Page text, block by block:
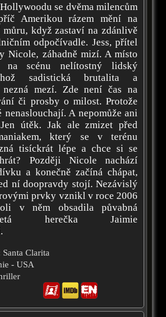
se dvěma milencům
Amerikou rázem mění na
můru, když zastaví na zdánlivě
odpočívadle. Jess, přítel
Nicole, záhadně mizí. A místo
na scénu nelítostný lidský
sadistická brutalita a
nezná mezí. Zde není čas na
či prosby o milost. Protože
A nepomůže ani
útěk. Jak ale zmizet před
který se v terénu
tisíckrát lépe a chce si se
Později Nicole nachází
a konečně začíná chápat,
ní doopravdy stojí. Nezávislý
prvky vznikl v roce 2006
v něm obsadila půvabná
herečka Jaimie
Santa Clarita
- USA